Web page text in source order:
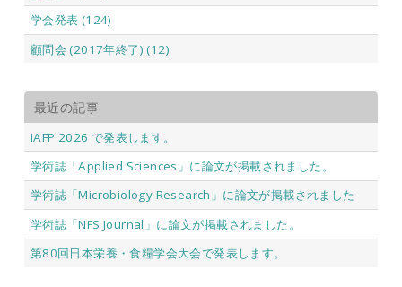
学会発表 (124)
顧問会 (2017年終了) (12)
最近の記事
IAFP 2026 で発表します。
学術誌「Applied Sciences」に論文が掲載されました。
学術誌「Microbiology Research」に論文が掲載されました
学術誌「NFS Journal」に論文が掲載されました。
第80回日本栄養・食糧学会大会で発表します。